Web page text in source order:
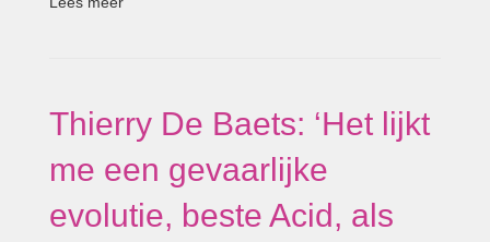
Thierry De Baets: ‘Het lijkt
me een gevaarlijke
evolutie, beste Acid, als